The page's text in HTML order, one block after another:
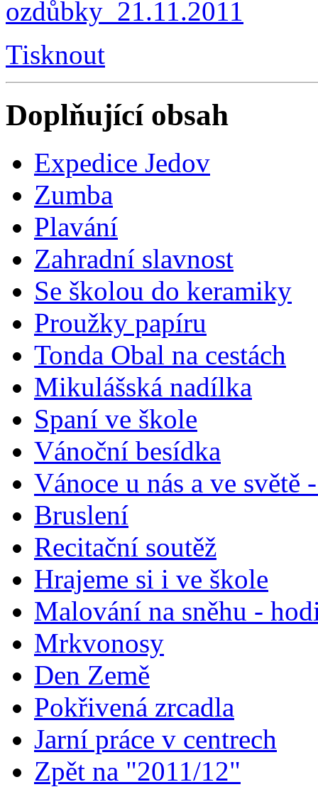
Tisknout
Doplňující obsah
Expedice Jedov
Zumba
Plavání
Zahradní slavnost
Se školou do keramiky
Proužky papíru
Tonda Obal na cestách
Mikulášská nadílka
Spaní ve škole
Vánoční besídka
Vánoce u nás a ve
Bruslení
Recitační soutěž
Hrajeme si i ve škole
Malování na sněhu -
Mrkvonosy
Den Země
Pokřivená zrcadla
Jarní práce v centrech
Zpět na "2011/12"